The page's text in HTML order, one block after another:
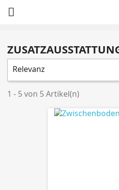

Relevanz
1 - 5 von 5 Artikel(n)